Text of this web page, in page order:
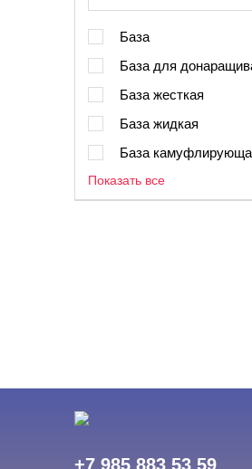
База
База для
База жесткая
База жидкая
База
Показать все
+7 985 883 53 59